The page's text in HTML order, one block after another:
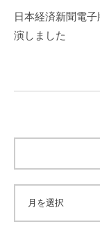
ゲ
ー
ン
日本経済新聞電
演しました
索